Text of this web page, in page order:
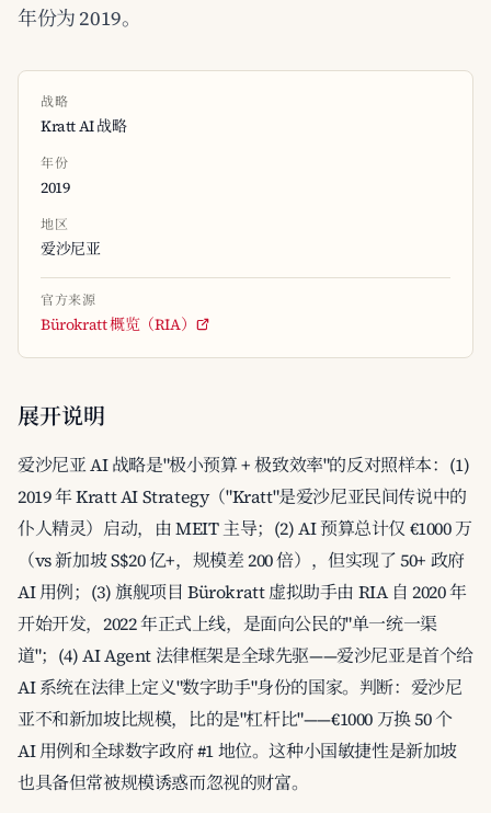
年份为 2019。
战略
Kratt AI 战略
年份
2019
地区
爱沙尼亚
官方来源
Bürokratt 概览（RIA）
展开说明
爱沙尼亚 AI 战略是"极小预算 + 极致效率"的反对照样本：(1)
2019 年 Kratt AI Strategy（"Kratt"是爱沙尼亚民间传说中的
仆人精灵）启动，由 MEIT 主导；(2) AI 预算总计仅 €1000 万
（vs 新加坡 S$20 亿+，规模差 200 倍），但实现了 50+ 政府
AI 用例；(3) 旗舰项目 Bürokratt 虚拟助手由 RIA 自 2020 年
开始开发，2022 年正式上线，是面向公民的"单一统一渠
道"；(4) AI Agent 法律框架是全球先驱——爱沙尼亚是首个给
AI 系统在法律上定义"数字助手"身份的国家。判断：爱沙尼
亚不和新加坡比规模，比的是"杠杆比"——€1000 万换 50 个
AI 用例和全球数字政府 #1 地位。这种小国敏捷性是新加坡
也具备但常被规模诱惑而忽视的财富。